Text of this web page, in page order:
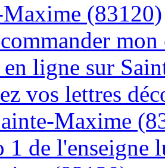
(83120)
ligne sur
vos lettres
Maxime
1 de l'enseigne